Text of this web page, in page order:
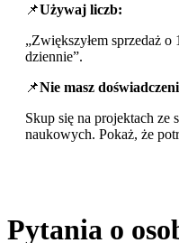
📌Używaj liczb:
„Zwiększyłem sprzedaż o
dziennie”.
📌Nie masz
Skup się na projektach ze
naukowych. Pokaż, że
Pytania o